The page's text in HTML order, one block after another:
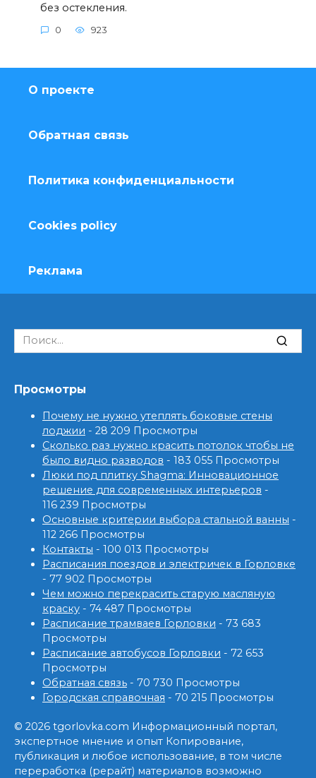
без остекления.
0 923
О проекте
Обратная связь
Политика конфиденциальности
Cookies policy
Реклама
Search
for:
Просмотры
Почему не нужно утеплять боковые стены
лоджии - 28 209 Просмотры
Сколько раз нужно красить потолок чтобы не
было видно разводов - 183 055 Просмотры
Люки под плитку Shagma: Инновационное
решение для современных интерьеров -
116 239 Просмотры
Основные критерии выбора стальной ванны -
112 266 Просмотры
Контакты - 100 013 Просмотры
Расписания поездов и электричек в Горловке
- 77 902 Просмотры
Чем можно перекрасить старую масляную
краску - 74 487 Просмотры
Расписание трамваев Горловки - 73 683
Просмотры
Расписание автобусов Горловки - 72 653
Просмотры
Обратная связь - 70 730 Просмотры
Городская справочная - 70 215 Просмотры
© 2026 tgorlovka.com Информационный портал,
экспертное мнение и опыт Копирование,
публикация и любое использование, в том числе
переработка (рерайт) материалов возможно